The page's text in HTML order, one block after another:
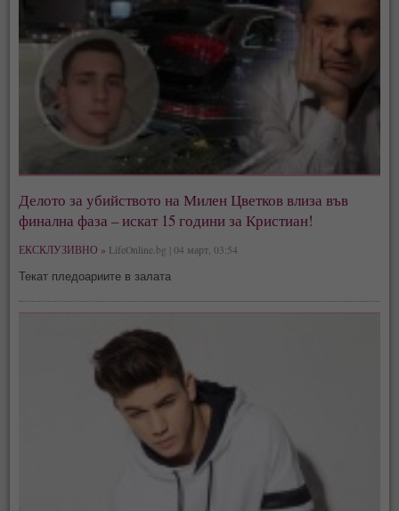
Делото за убийството на Милен Цветков влиза във
финална фаза – искат 15 години за Кристиан!
ЕКСКЛУЗИВНО » LifeOnline.bg | 04 март, 03:54
Текат пледоариите в залата